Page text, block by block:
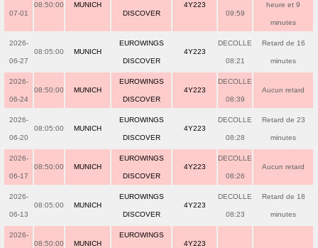
07-01
08:50:00 MUNICH
DISCOVER
4Y223
09:59
heure et 9
minutes
2026-
06-27
08:05:00 MUNICH
EUROWINGS
DISCOVER
4Y223
DECOLLE
08:21
Retard de 16
minutes
2026-
06-24
08:50:00 MUNICH
EUROWINGS
DISCOVER
4Y223
DECOLLE
08:39
Aucun retard
2026-
06-20
08:05:00 MUNICH
EUROWINGS
DISCOVER
4Y223
DECOLLE
08:28
Retard de 23
minutes
2026-
06-17
08:50:00 MUNICH
EUROWINGS
DISCOVER
4Y223
DECOLLE
08:26
Aucun retard
2026-
06-13
08:05:00 MUNICH
EUROWINGS
DISCOVER
4Y223
DECOLLE
08:23
Retard de 18
minutes
2026-
08:50:00 MUNICH
EUROWINGS
4Y223